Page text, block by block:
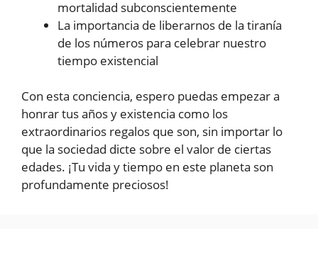
mortalidad subconscientemente
La importancia de liberarnos de la tiranía
de los números para celebrar nuestro
tiempo existencial
Con esta conciencia, espero puedas empezar a
honrar tus años y existencia como los
extraordinarios regalos que son, sin importar lo
que la sociedad dicte sobre el valor de ciertas
edades. ¡Tu vida y tiempo en este planeta son
profundamente preciosos!